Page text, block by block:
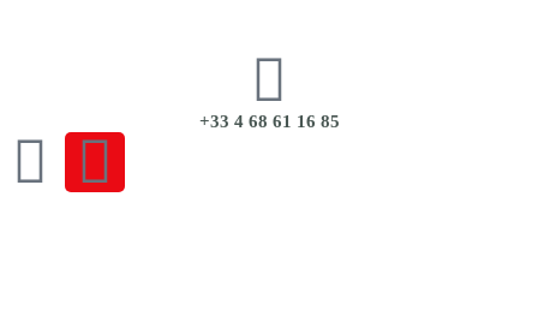
+33 4 68 61 16 85